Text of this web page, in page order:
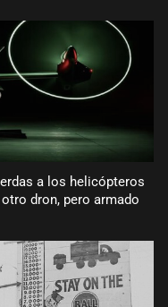
a los helicópteros
dron, pero armado